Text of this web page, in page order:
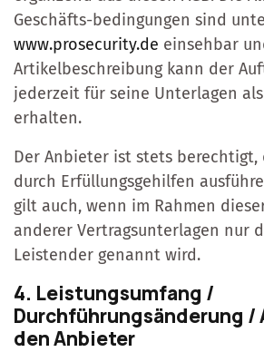
Geschäfts-bedingungen sind
www.prosecurity.de einsehbar
Artikelbeschreibung kann der
jederzeit für seine Unterlagen
erhalten.
Der Anbieter ist stets berechtigt,
durch Erfüllungsgehilfen
gilt auch, wenn im Rahmen
anderer Vertragsunterlagen nur
Leistender genannt wird.
4. Leistungsumfang /
Durchführungsänderung /
den Anbieter